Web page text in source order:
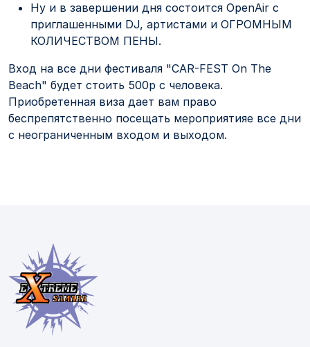
Ну и в завершении дня состоится OpenAir с
приглашенными DJ, артистами и ОГРОМНЫМ
КОЛИЧЕСТВОМ ПЕНЫ.
Вход на все дни фестиваля "CAR-FEST On The
Beach" будет стоить 500р с человека.
Приобретенная виза дает вам право
беспрепятственно посещать мероприятияе все дни
с неограниченным входом и выходом.